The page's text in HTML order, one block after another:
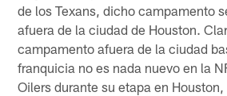
de los Texans, dicho campamento
afuera de la ciudad de Houston.
campamento afuera de la ciudad
franquicia no es nada nuevo en la
Oilers durante su etapa en